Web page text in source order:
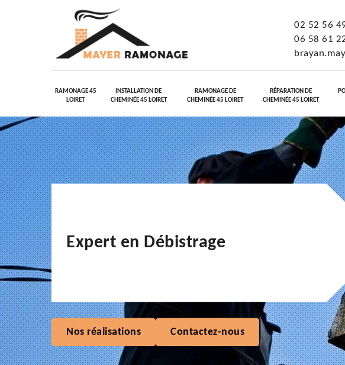
02 52 56
06 58 61
RAMONAGE 45
LOIRET
INSTALLATION DE
CHEMINÉE 45 LOIRET
RAMONAGE DE
CHEMINÉE 45 LOIRET
RÉPARATION DE
CHEMINÉE 45 LOIRET
Expert en Débistrage
Nos réalisations Contactez-nous